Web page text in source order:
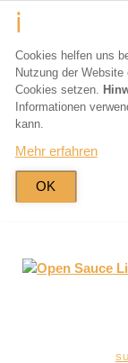
Cookies helfen uns
Nutzung der
Cookies setzen.
Informationen
kann.
Mehr erfahren
OK